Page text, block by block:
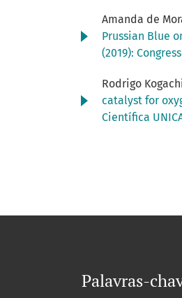
Amanda de
Prussian Blue
(2019):
Rodrigo
catalyst for
Científica
Palavras-